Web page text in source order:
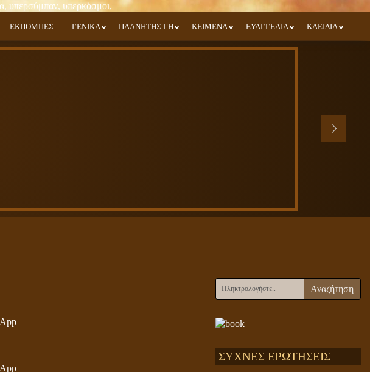
ΕΚΠΟΜΠΕΣ ΓΕΝΙΚΑ ΠΛΑΝΗΤΗΣ ΓΗ ΚΕΙΜΕΝΑ ΕΥΑΓΓΕΛΙΑ ΚΛΕΙΔΙΑ
Αναζήτηση
ΣΥΧΝΕΣ ΕΡΩΤΗΣΕΙΣ